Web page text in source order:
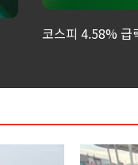
코스피 4.58%